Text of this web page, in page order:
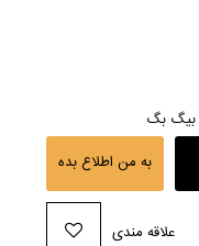
بیگ بگ
به من اطلاع بده
علاقه مندی